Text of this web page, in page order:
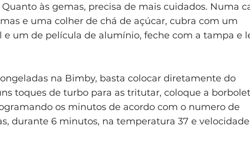
às gemas, precisa de mais cuidados. Numa
e uma colher de chá de açúcar, cubra com um
um de película de alumínio, feche com a tampa e
na Bimby, basta colocar diretamente do
toques de turbo para as tritutar, coloque a
os minutos de acordo com o numero de
durante 6 minutos, na temperatura 37 e